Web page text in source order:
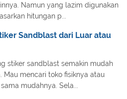
Namun yang lazim digunakan
hitungan p...
Sandblast dari Luar atau
stiker sandblast semakin mudah
Mau mencari toko fisiknya atau
mudahnya. Sela...